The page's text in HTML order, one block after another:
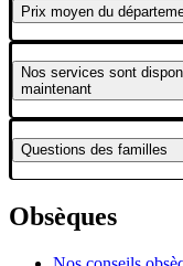
Prix moyen du
Nos services sont
maintenant
Questions des familles
Obsèques